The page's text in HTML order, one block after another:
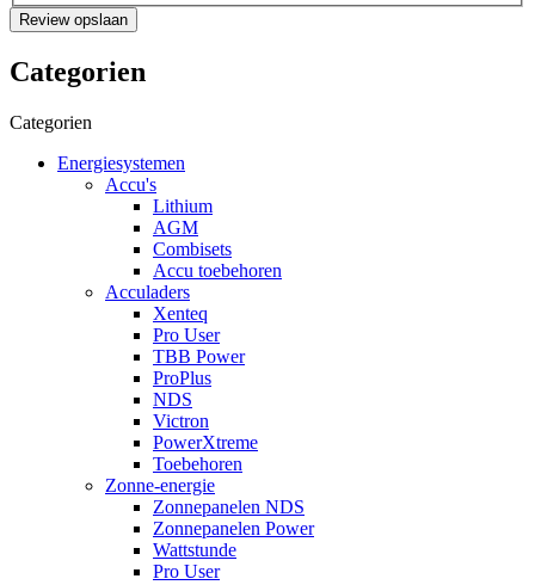
Review opslaan
Categorien
Categorien
Energiesystemen
Accu's
Lithium
AGM
Combisets
Accu toebehoren
Acculaders
Xenteq
Pro User
TBB Power
ProPlus
NDS
Victron
PowerXtreme
Toebehoren
Zonne-energie
Zonnepanelen NDS
Zonnepanelen Power
Wattstunde
Pro User